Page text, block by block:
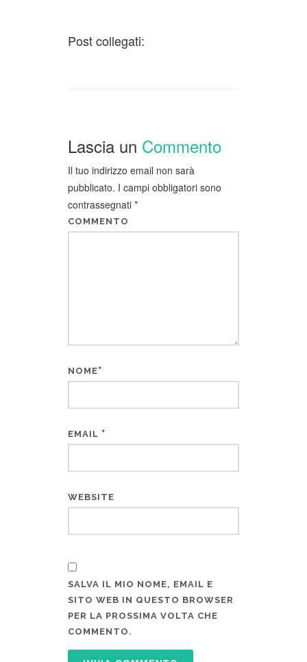
Post collegati:
Lascia un Commento
Il tuo indirizzo email non sarà
pubblicato. I campi obbligatori sono
contrassegnati *
COMMENTO
NOME*
EMAIL *
WEBSITE
SALVA IL MIO NOME, EMAIL E
SITO WEB IN QUESTO BROWSER
PER LA PROSSIMA VOLTA CHE
COMMENTO.